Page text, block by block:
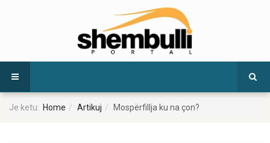
Je ketu: Home Artikuj Mospërfillja ku na çon?